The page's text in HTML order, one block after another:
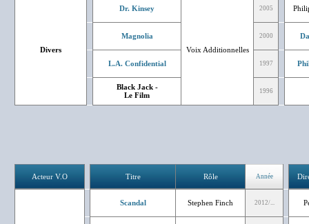
Divers
Dr. Kinsey
Voix Additionnelles
2005
Magnolia 2000
L.A. Confidential 1997
Black Jack -
Le Film
1996
Acteur V.O Titre Rôle Année
Scandal Stephen Finch 2012/...